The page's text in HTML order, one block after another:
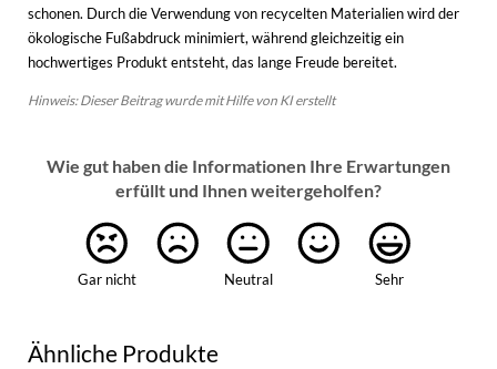
schonen. Durch die Verwendung von recycelten Materialien wird der
ökologische Fußabdruck minimiert, während gleichzeitig ein
hochwertiges Produkt entsteht, das lange Freude bereitet.
Hinweis: Dieser Beitrag wurde mit Hilfe von KI erstellt
Wie gut haben die Informationen Ihre Erwartungen
erfüllt und Ihnen weitergeholfen?
Gar nicht Neutral Sehr
Ähnliche Produkte